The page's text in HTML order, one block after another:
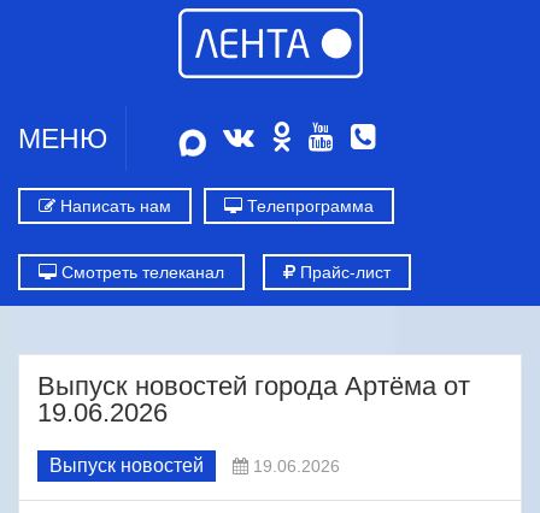
МЕНЮ
Написать нам Телепрограмма
Смотреть телеканал Прайс-лист
Выпуск новостей города Артёма от
19.06.2026
Выпуск новостей 19.06.2026